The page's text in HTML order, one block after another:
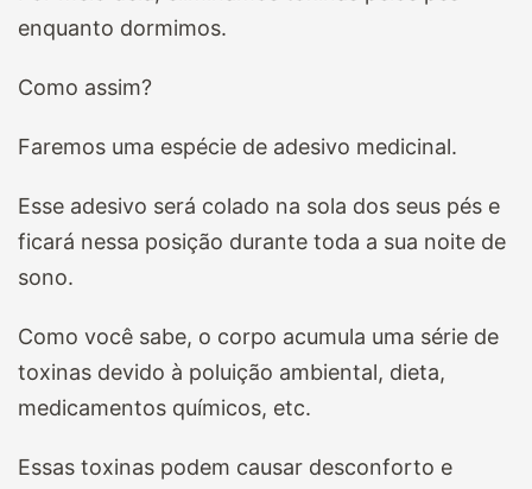
enquanto dormimos.
Como assim?
Faremos uma espécie de adesivo medicinal.
Esse adesivo será colado na sola dos seus pés e
ficará nessa posição durante toda a sua noite de
sono.
Como você sabe, o corpo acumula uma série de
toxinas devido à poluição ambiental, dieta,
medicamentos químicos, etc.
Essas toxinas podem causar desconforto e